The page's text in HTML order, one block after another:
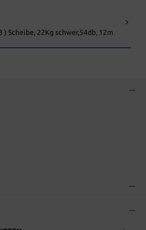
) Scheibe, 22Kg schwer,54db, 12m